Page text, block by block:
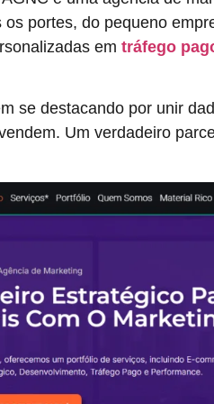
portes, do pequeno
em tráfego
se destacando por unir
Um verdadeiro